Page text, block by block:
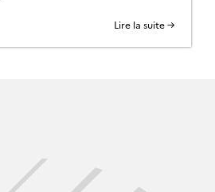
Lire la suite →